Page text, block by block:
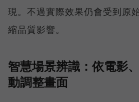
現。不過實際效果仍會受到原
縮品質影響。
智慧場景辨識：依電影
動調整畫面